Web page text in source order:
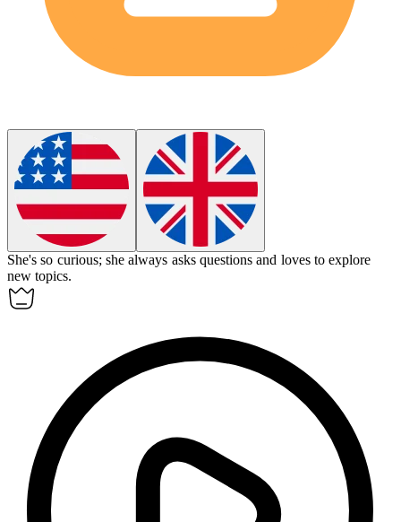
She's so curious; she always asks questions and loves to explore
new topics.